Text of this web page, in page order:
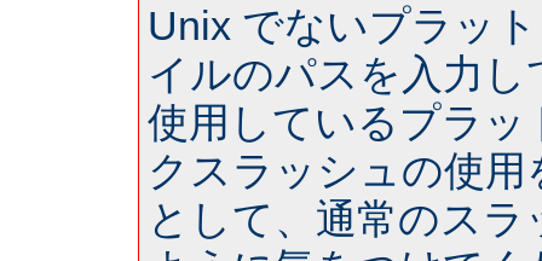
Unix でないプラッ
イルのパスを入力
使用しているプラ
クスラッシュの使
として、通常のス